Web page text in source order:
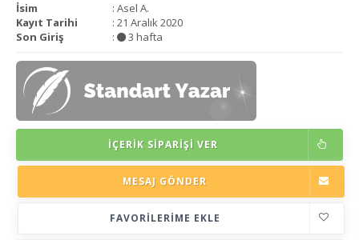
KURUMSAL
İsim
: Asel A.
Kayıt Tarihi
: 21 Aralık 2020
Son Giriş
: 3 hafta
İÇERIK SIPARIŞI VER
MESAJ GÖNDER
FAVORILERIME EKLE